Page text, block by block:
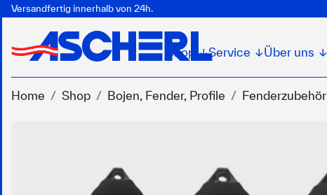
Versandfertig innerhalb von 24h.
Shop ↓Service ↓Über uns ↓
Home Shop Bojen, Fender, Profile Fenderzubehör